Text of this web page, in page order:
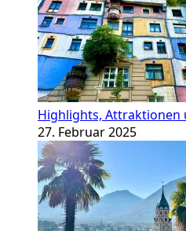
Highlights, Attraktionen
27. Februar 2025